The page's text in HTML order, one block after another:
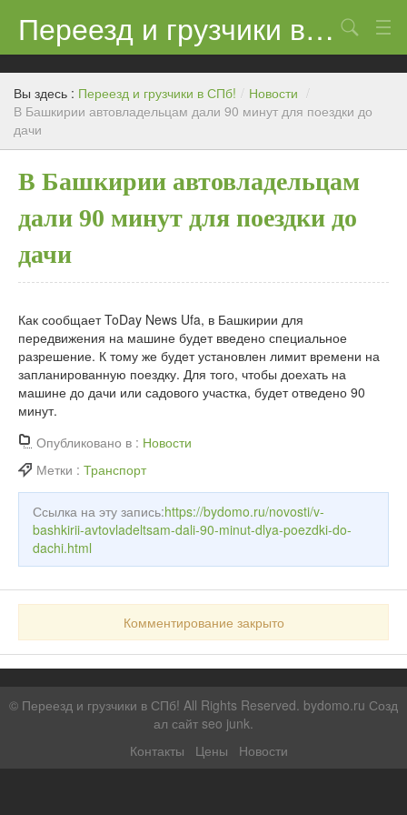
Переезд и грузчики в СПб!
Контакты
Цены
Новости
Поиск
Вы здесь : Переезд и грузчики в СПб! / Новости /
В Башкирии автовладельцам дали 90 минут для поездки до
дачи
В Башкирии автовладельцам
дали 90 минут для поездки до
дачи
Как сообщает ToDay News Ufa, в Башкирии для
передвижения на машине будет введено специальное
разрешение. К тому же будет установлен лимит времени на
запланированную поездку. Для того, чтобы доехать на
машине до дачи или садового участка, будет отведено 90
минут.
Опубликовано в : Новости
Метки : Транспорт
Ссылка на эту запись:https://bydomo.ru/novosti/v-
bashkirii-avtovladeltsam-dali-90-minut-dlya-poezdki-do-
dachi.html
Комментирование закрыто
© Переезд и грузчики в СПб! All Rights Reserved. bydomo.ru Созд
ал сайт seo junk.
Контакты
Цены Новости